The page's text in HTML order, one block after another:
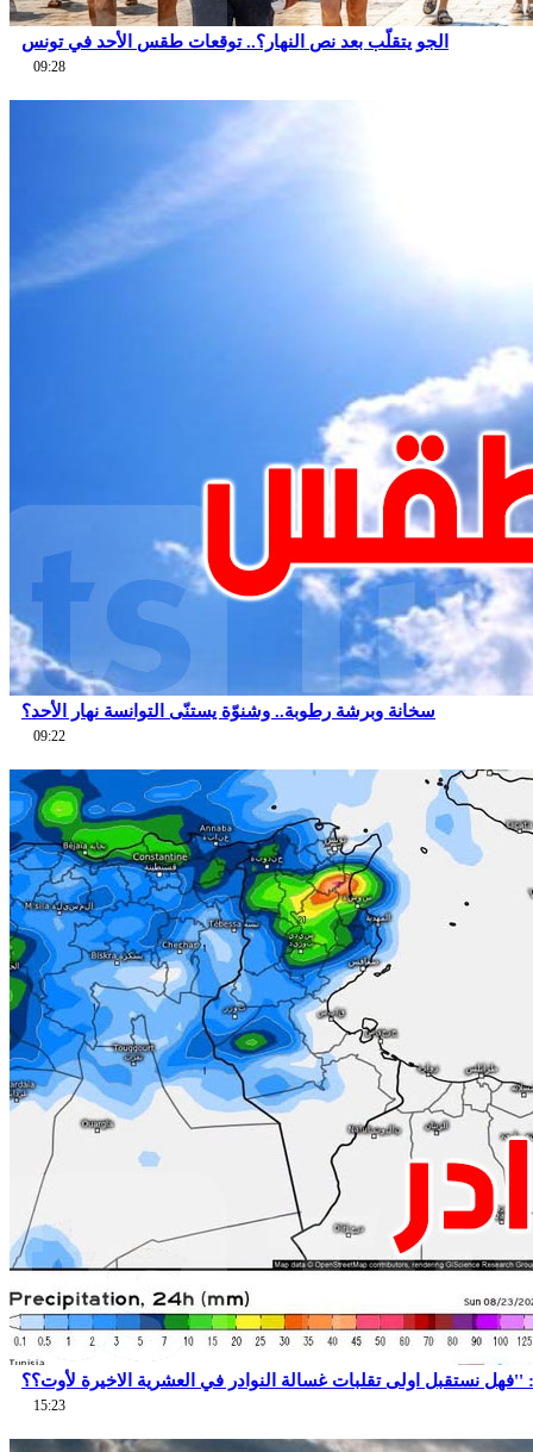
الجو يتقلّب بعد نص النهار؟.. توقعات طقس الأحد في تونس
09:28
سخانة وبرشة رطوبة.. وشنوّة يستنّى التوانسة نهار الأحد؟
09:22
15:23